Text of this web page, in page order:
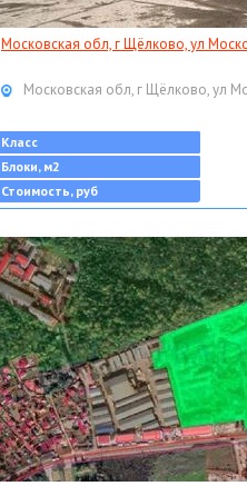
Московская обл, г Щёлково, ул
Московская обл, г Щёлково, ул
Класс
Блоки, м2
Стоимость, руб